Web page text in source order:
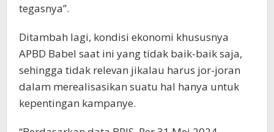
tegasnya”.
Ditambah lagi, kondisi ekonomi khususnya
APBD Babel saat ini yang tidak baik-baik saja,
sehingga tidak relevan jikalau harus jor-joran
dalam merealisasikan suatu hal hanya untuk
kepentingan kampanye.